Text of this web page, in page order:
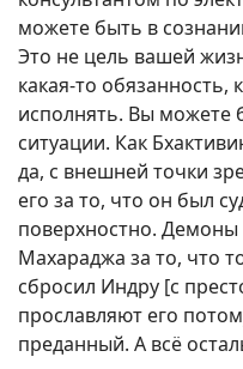
можете быть в
Это не цель вашей
какая-то
исполнять. Вы можете
ситуации. Как
да, с внешней точки
его за то, что он был
поверхностно. Демоны
Махараджа за то, что
сбросил Индру [с
прославляют его
преданный. А всё